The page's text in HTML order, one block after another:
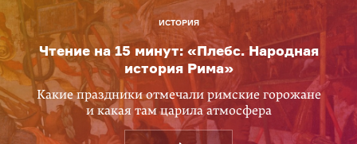
ИСТОРИЯ
Чтение на 15 минут: «Плебс. Народная
история Рима»
Какие праздники отмечали римские горожане
и какая там царила атмосфера